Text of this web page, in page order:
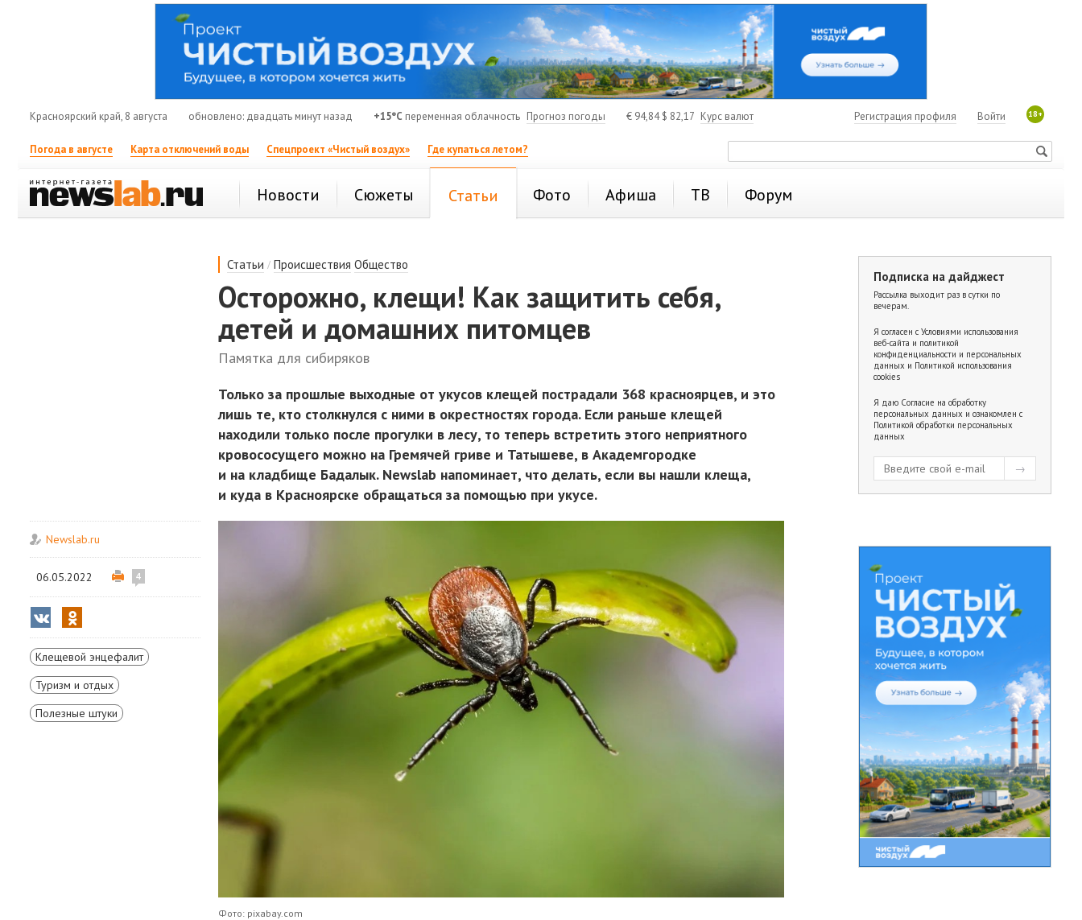
Красноярский край, 8 августа обновлено: двадцать минут назад +15°C переменная облачность Прогноз погоды € 94,84$ 82,17 Курс валют 18+
Войти
Регистрация профиля
Погода в августе Карта отключений воды Спецпроект «Чистый воздух» Где купаться летом?
Новости Сюжеты Статьи Фото Афиша ТВ Форум
Статьи /Происшествия Общество
Осторожно, клещи! Как защитить себя,
детей и домашних питомцев
Памятка для сибиряков
Только за прошлые выходные от укусов клещей пострадали 368 красноярцев, и это
лишь те, кто столкнулся с ними в окрестностях города. Если раньше клещей
находили только после прогулки в лесу, то теперь встретить этого неприятного
кровососущего можно на Гремячей гриве и Татышеве, в Академгородке
и на кладбище Бадалык. Newslab напоминает, что делать, если вы нашли клеща,
и куда в Красноярске обращаться за помощью при укусе.
Newslab.ru
06.05.2022 4
Клещевой энцефалит
Туризм и отдых
Полезные штуки
Фото: pixabay.com
Подписка на дайджест
Рассылка выходит раз в сутки по
вечерам.
Я согласен с Условиями использования
веб-сайта и политикой
конфиденциальности и персональных
данных и Политикой использования
cookies
Я даю Согласие на обработку
персональных данных и ознакомлен с
Политикой обработки персональных
данных